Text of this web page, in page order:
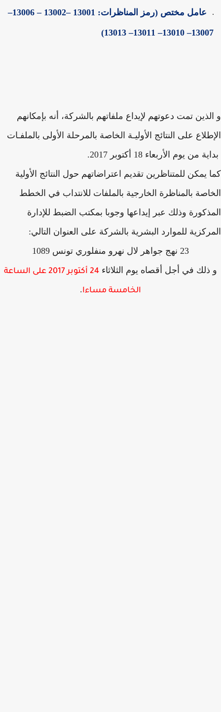
عامل مختص (رمز المناظرات: 13001 –13002 – 13006–
13007– 13010– 13011–
تمت دعوتهم لإيداع ملفاتهم بالشركة، أنه بإمكانهم
على النتائج الأوليـة الخاصة بالمرحلة الأولى بالملفـات
من يوم الأربعاء 18 أكتوبر 2017.
يمكن للمتناظرين تقديم اعتراضاتهم حول النتائج الأولية
بالمناظرة الخارجية بالملفات للانتداب في الخطط
وذلك عبر إيداعها وجوبا بمكتب الضبط للإدارة
للموارد البشرية بالشركة على العنوان التالي:
في أجل أقصاه يوم الثلاثاء
24 أكتوبر 2017 على الساعة
الخامسة مساءا.